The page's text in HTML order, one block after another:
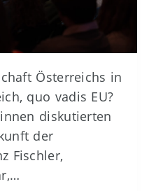
Österreichs in
quo vadis EU?
diskutierten
der
Fischler,